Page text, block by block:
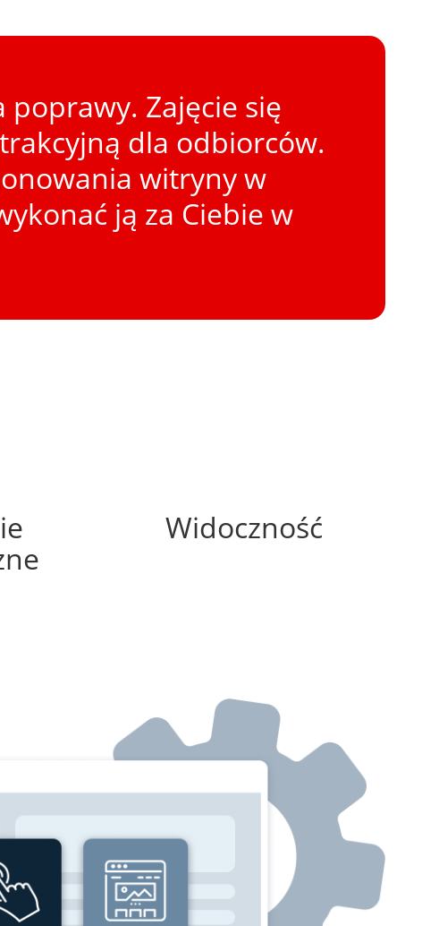
Zajęcie się
dla odbiorców.
witryny w
ją za Ciebie w
Widoczność